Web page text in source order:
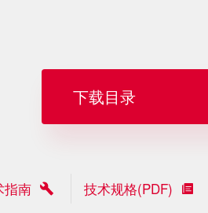
下载目录
指南 技术规格(PDF)